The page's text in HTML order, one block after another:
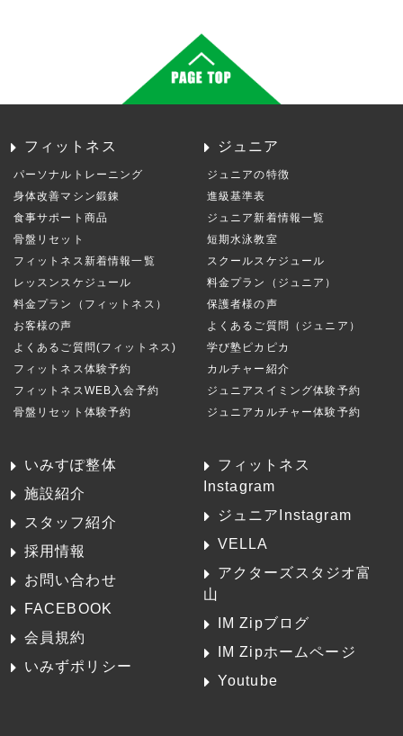
フィットネス
パーソナルトレーニング
身体改善マシン鍛錬
食事サポート商品
骨盤リセット
フィットネス新着情報一覧
レッスンスケジュール
料金プラン（フィットネス）
お客様の声
よくあるご質問(フィットネス)
フィットネス体験予約
フィットネスWEB入会予約
骨盤リセット体験予約
ジュニア
ジュニアの特徴
進級基準表
ジュニア新着情報一覧
短期水泳教室
スクールスケジュール
料金プラン（ジュニア）
保護者様の声
よくあるご質問（ジュニア）
学び塾ピカピカ
カルチャー紹介
ジュニアスイミング体験予約
ジュニアカルチャー体験予約
いみすぽ整体
施設紹介
スタッフ紹介
採用情報
お問い合わせ
FACEBOOK
会員規約
いみずポリシー
フィットネス
Instagram
ジュニアInstagram
VELLA
アクターズスタジオ富
山
IM Zipブログ
IM Zipホームページ
Youtube